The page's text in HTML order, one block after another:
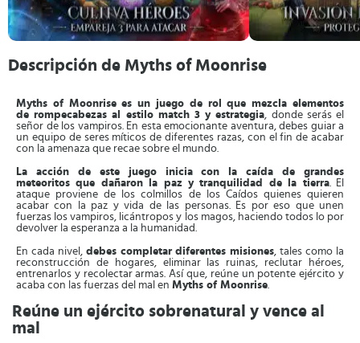
Descripción de Myths of Moonrise
Myths of Moonrise es un juego de rol que mezcla elementos
derompecabezas al estilo match 3 y estrategia, donde serás el
señor de los vampiros. En esta emocionante aventura, debes guiar a
un equipo de seres míticos de diferentes razas, con el fin de acabar
con la amenaza que recae sobre el mundo.
La acción de este juego inicia con la caída de grandes
meteoritos que dañaron la paz y tranquilidad de la tierra. El
ataque proviene de los colmillos de los Caídos quienes quieren
acabar con la paz y vida de las personas. Es por eso que unen
fuerzas los vampiros, licántropos y los magos, haciendo todos lo por
devolver la esperanza a la humanidad.
En cada nivel, debes completar diferentes misiones, tales como la
reconstrucción de hogares, eliminar las ruinas, reclutar héroes,
entrenarlos y recolectar armas. Así que, reúne un potente ejército y
acaba con las fuerzas del mal en Myths of Moonrise.
Reúne un ejército sobrenatural y vence al
mal